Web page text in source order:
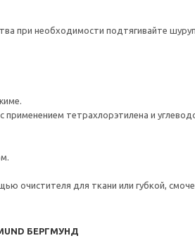
при необходимости подтягивайте
применением тетрахлорэтилена и
очистителя для ткани или губкой,
БЕРГМУНД